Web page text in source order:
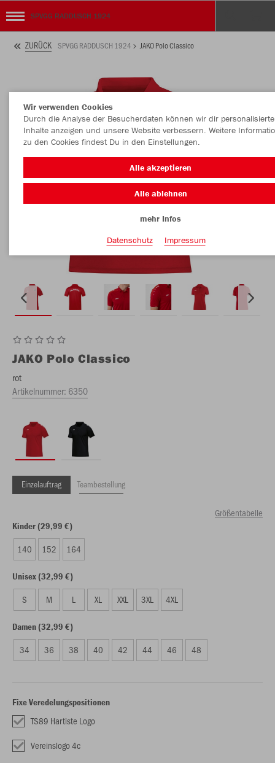
SPVGG RADDUSCH 1924
ZURÜCK SPVGG RADDUSCH 1924 JAKO Polo Classico
JAKO Polo Classico
rot
Artikelnummer: 6350
Einzelauftrag Teambestellung
Größentabelle
Kinder (29,99 €)
140 152 164
Unisex (32,99 €)
S M L XL XXL 3XL 4XL
Damen (32,99 €)
34 36 38 40 42 44 46 48
Fixe Veredelungspositionen
TS89 Hartiste Logo
Vereinslogo 4c
Wir verwenden Cookies
Durch die Analyse der Besucherdaten können wir dir personalisierte
Inhalte anzeigen und unsere Website verbessern. Weitere
zu den Cookies findest Du in den Einstellungen.
Alle akzeptieren
Alle ablehnen
mehr Infos
Datenschutz
Impressum